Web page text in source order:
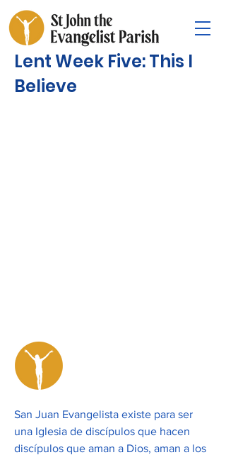
Lent Week Five: This I
Believe
San Juan Evangelista existe para ser
una Iglesia de discípulos que hacen
discípulos que aman a Dios, aman a los